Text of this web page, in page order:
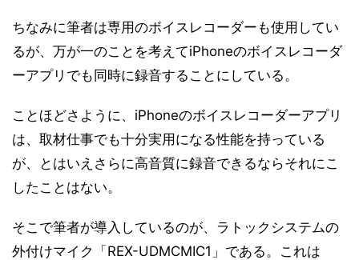
ちなみに筆者は専用のボイスレコーダーも使用してい
るが、万が一のことを考えてiPhoneのボイスレコーダ
ーアプリでも同時に録音することにしている。
ことほどさように、iPhoneのボイスレコーダーアプリ
は、取材仕事でも十分実用になる性能を持っている
が、とはいえさらに高音質に録音できるならそれにこ
したことはない。
そこで筆者が導入しているのが、ラトックシステムの
外付けマイク「REX-UDMCMIC1」である。これは